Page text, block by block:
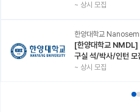
~ 상시 모집
[한양대학교 NMDL]
구실 석/박사/인턴 모
~ 상시 모집